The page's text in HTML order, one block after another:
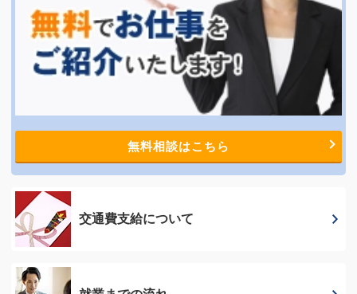
無料相談はこちら
交通費支給について